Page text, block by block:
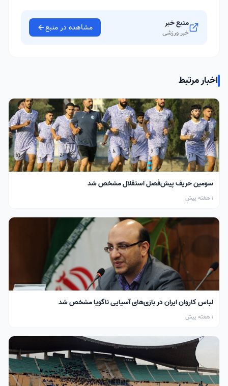
منبع خبر
خبر ورزشی مشاهده در منبع
اخبار مرتبط
سومین حریف پیش‌فصل استقلال مشخص شد
1 هفته پیش
لباس کاروان ایران در بازی‌های آسیایی ناگویا مشخص شد
1 هفته پیش